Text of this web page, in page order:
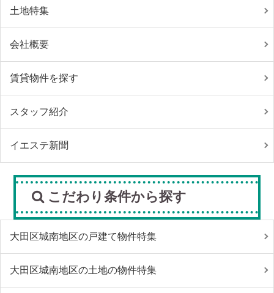
土地特集
会社概要
賃貸物件を探す
スタッフ紹介
イエステ新聞
こだわり条件から探す
大田区城南地区の戸建て物件特集
大田区城南地区の土地の物件特集